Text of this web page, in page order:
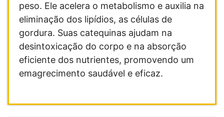
peso. Ele acelera o metabolismo e auxilia na
eliminação dos lipídios, as células de
gordura. Suas catequinas ajudam na
desintoxicação do corpo e na absorção
eficiente dos nutrientes, promovendo um
emagrecimento saudável e eficaz.